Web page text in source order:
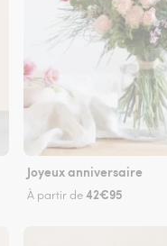
Joyeux anniversaire
À partir de42€95